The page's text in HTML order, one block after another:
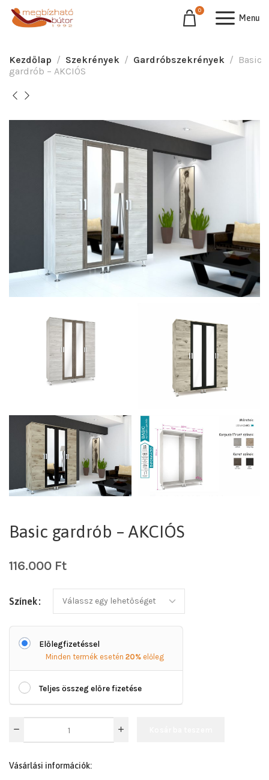
0
Menu
Kezdőlap Szekrények Gardróbszekrények
Basic
gardrób – AKCIÓS
Basic gardrób – AKCIÓS
116.000 Ft
Színek
Előlegfizetéssel
Minden termék esetén 20% előleg
Teljes összeg előre fizetése
Vásárlási információk: